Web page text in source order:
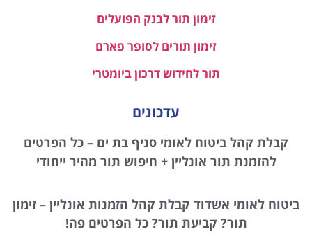
זימון תור לבנק הפועלים
זימון תורים לסופר פארם
תור לחידוש דרכון ביומטרי
עדכונים
קבלת קהל ביטוח לאומי סניף בת ים – כל הפרטים
להזמנת תור אונליין + חיפוש תור מהיר ייחודי
ביטוח לאומי אשדוד קבלת קהל הזמנות אונליין – זימון
תור? קביעת תור? כל הפרטים פה!